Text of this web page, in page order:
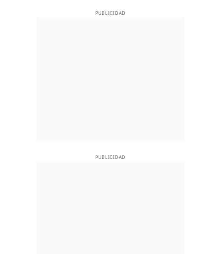
PUBLICIDAD
PUBLICIDAD